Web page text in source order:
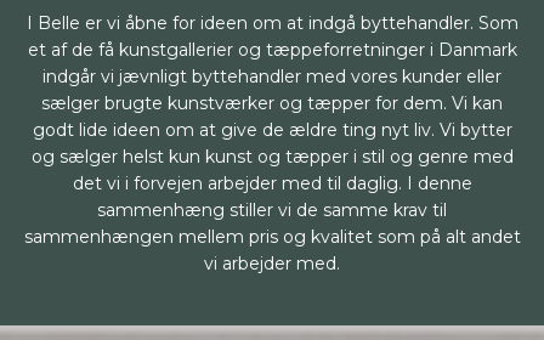
I Belle er vi åbne for ideen om at indgå byttehandler. Som
et af de få kunstgallerier og tæppeforretninger i Danmark
indgår vi jævnligt byttehandler med vores kunder eller
sælger brugte kunstværker og tæpper for dem. Vi kan
godt lide ideen om at give de ældre ting nyt liv. Vi bytter
og sælger helst kun kunst og tæpper i stil og genre med
det vi i forvejen arbejder med til daglig. I denne
sammenhæng stiller vi de samme krav til
sammenhængen mellem pris og kvalitet som på alt andet
vi arbejder med.